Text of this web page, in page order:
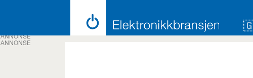
ANNONSE
ANNONSE